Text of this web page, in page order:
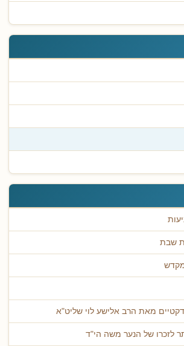
שבת
מאת הרב אלישע לוי שליט"א
לזכרו של הנער משה הי"ד